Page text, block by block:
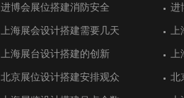
荐
间
意大利米兰展台设计有特色的汽车行
法
进博会展位搭建消防安全 进
上海展会设计搭建需要几天
上海展台设计搭建的创新
北京展位设计搭建安排观众 北
墨西哥展位搭建设计获得好评 阿
华普光电工业风展位设计
迪洛家具展台设计同样具有奢华感
珐玛珈集团注重展位设计效果 大
意大利里米尼值得参加的展会盘点 土
荐
间
意大利米兰展台设计有特色的汽车行
法
进博会展位搭建消防安全 进
上海展会设计搭建需要几天
上海展台设计搭建的创新
北京展位设计搭建安排观众 北